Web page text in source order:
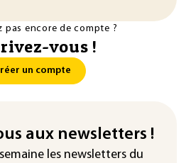
pas encore de compte ?
vous !
un compte
aux newsletters !
les newsletters du